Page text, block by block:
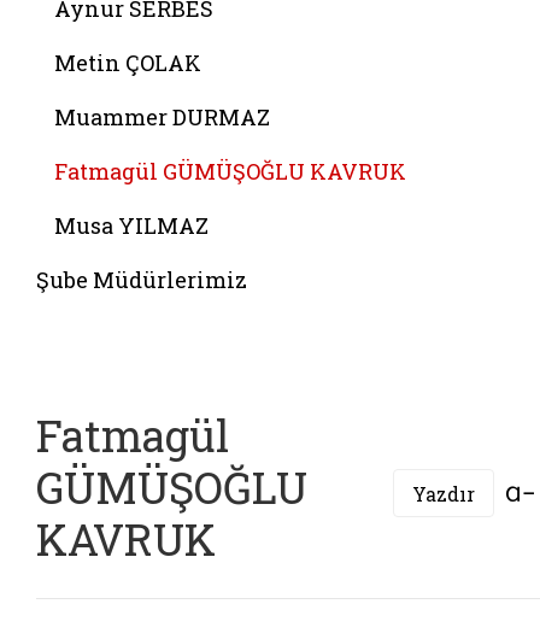
Aynur SERBES
Metin ÇOLAK
Muammer DURMAZ
Fatmagül GÜMÜŞOĞLU KAVRUK
Musa YILMAZ
Şube Müdürlerimiz
Fatmagül
GÜMÜŞOĞLU
KAVRUK
Yazdır